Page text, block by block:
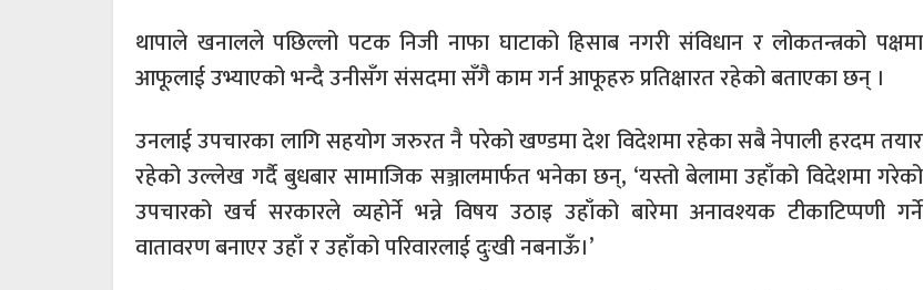
थापाले खनालले पछिल्लो पटक निजी नाफा घाटाको हिसाब नगरी संविधान र लोकतन्त्रको पक्षमा
आफूलाई उभ्याएको भन्दै उनीसँग संसदमा सँगै काम गर्न आफूहरु प्रतिक्षारत रहेको बताएका छन् ।
उनलाई उपचारका लागि सहयोग जरुरत नै परेको खण्डमा देश विदेशमा रहेका सबै नेपाली हरदम तयार
रहेको उल्लेख गर्दै बुधबार सामाजिक सञ्जालमार्फत भनेका छन्, ‘यस्तो बेलामा उहाँको विदेशमा गरेको
उपचारको खर्च सरकारले व्यहोर्ने भन्ने विषय उठाइ उहाँको बारेमा अनावश्यक टीकाटिप्पणी गर्ने
वातावरण बनाएर उहाँ र उहाँको परिवारलाई दुःखी नबनाऊँ।’